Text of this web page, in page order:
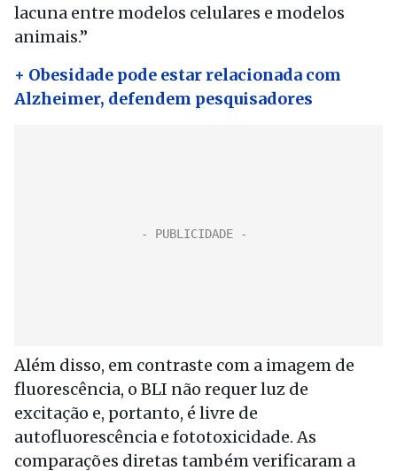
lacuna entre modelos celulares e modelos
animais.”
+ Obesidade pode estar relacionada com
Alzheimer, defendem pesquisadores
Além disso, em contraste com a imagem de
fluorescência, o BLI não requer luz de
excitação e, portanto, é livre de
autofluorescência e fototoxicidade. As
comparações diretas também verificaram a